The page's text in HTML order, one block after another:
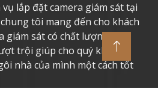
lắp đặt camera giám sát tại
tôi mang đến cho khách
giám sát có chất lượng cao,
trội giúp cho quý khách
nhà của mình một cách tốt